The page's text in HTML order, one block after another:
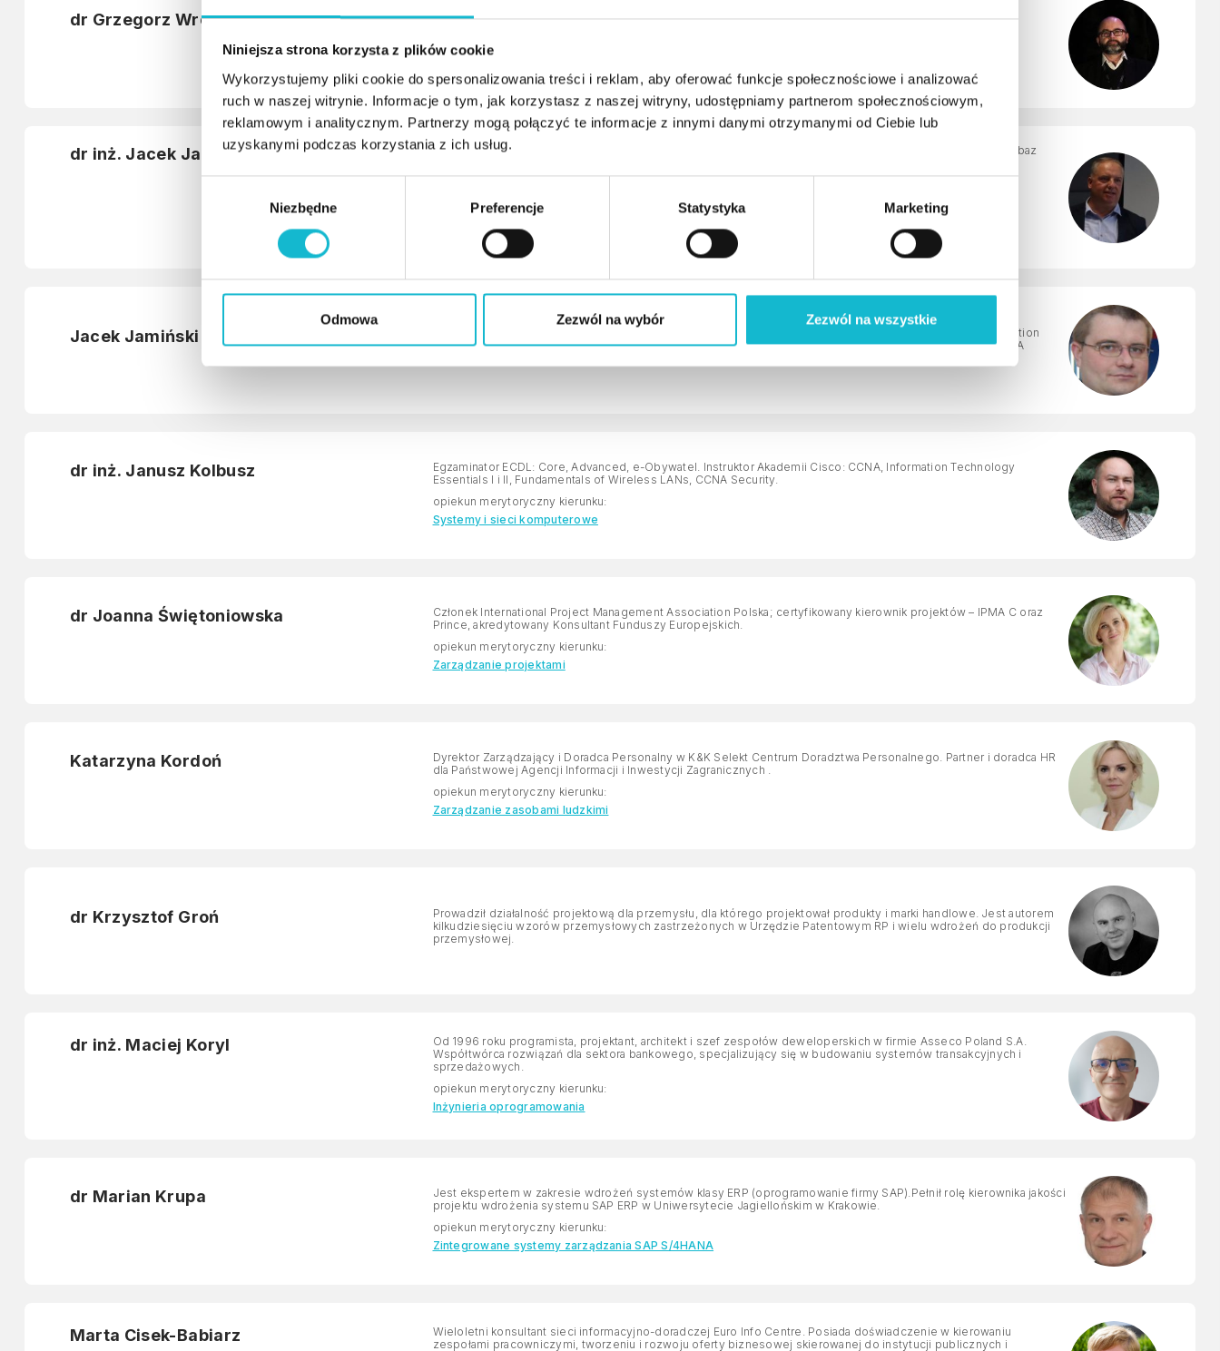
Niniejsza strona korzysta z plików cookie
Wykorzystujemy pliki cookie do spersonalizowania treści i reklam, aby oferować funkcje społecznościowe i analizować
ruch w naszej witrynie. Informacje o tym, jak korzystasz z naszej witryny, udostępniamy partnerom społecznościowym,
reklamowym i analitycznym. Partnerzy mogą połączyć te informacje z innymi danymi otrzymanymi od Ciebie lub
uzyskanymi podczas korzystania z ich usług.
d
Niezbędne Preferencje Statystyka Marketing
Odmowa Zezwól na wybór Zezwól na wszystkie
dr Grzegorz Wróbel
Doktor ekonomii w zakresie nauk o zarządzaniu. Posiada praktyczne doświadczenie techniczne, doradczo-
opiekun merytoryczny kierunku:
dr inż. Jacek Jakieła
Specjalista z obszaru analityki biznesowej, analizy i projektowania informatycznych systemów zarządzania, baz
Analityk biznesowy systemów informatycznych
User Experience (UX)
Jacek Jamiński
Egzaminator ECDL: Core, Advanced, e-Obywatel, e-Urzędnik, e-Nauczyciel. Instruktor Cisco: CCNA, Information
Technology Essentials I i II, Panduit Network Infrastructure Essentials, Fundamentals of Wireless LANs, CCNA
dr inż. Janusz Kolbusz
Egzaminator ECDL: Core, Advanced, e-Obywatel. Instruktor Akademii Cisco: CCNA, Information Technology
Essentials I i II, Fundamentals of Wireless LANs, CCNA Security.
opiekun merytoryczny kierunku:
Systemy i sieci komputerowe
dr Joanna Świętoniowska
Członek International Project Management Association Polska; certyfikowany kierownik projektów – IPMA C oraz
Prince, akredytowany Konsultant Funduszy Europejskich.
opiekun merytoryczny kierunku:
Zarządzanie projektami
Katarzyna Kordoń
Dyrektor Zarządzający i Doradca Personalny w K&K Selekt Centrum Doradztwa Personalnego. Partner i doradca HR
dla Państwowej Agencji Informacji i Inwestycji Zagranicznych .
opiekun merytoryczny kierunku:
Zarządzanie zasobami ludzkimi
dr Krzysztof Groń
Prowadził działalność projektową dla przemysłu, dla którego projektował produkty i marki handlowe. Jest autorem
kilkudziesięciu wzorów przemysłowych zastrzeżonych w Urzędzie Patentowym RP i wielu wdrożeń do produkcji
przemysłowej.
dr inż. Maciej Koryl
Od 1996 roku programista, projektant, architekt i szef zespołów deweloperskich w firmie Asseco Poland S.A.
Współtwórca rozwiązań dla sektora bankowego, specjalizujący się w budowaniu systemów transakcyjnych i
sprzedażowych.
opiekun merytoryczny kierunku:
Inżynieria oprogramowania
dr Marian Krupa
Jest ekspertem w zakresie wdrożeń systemów klasy ERP (oprogramowanie firmy SAP).Pełnił rolę kierownika jakości
projektu wdrożenia systemu SAP ERP w Uniwersytecie Jagiellońskim w Krakowie.
opiekun merytoryczny kierunku:
Zintegrowane systemy zarządzania SAP S/4HANA
Marta Cisek-Babiarz
Wieloletni konsultant sieci informacyjno-doradczej Euro Info Centre. Posiada doświadczenie w kierowaniu
zespołami pracowniczymi, tworzeniu i rozwoju oferty biznesowej skierowanej do instytucji publicznych i